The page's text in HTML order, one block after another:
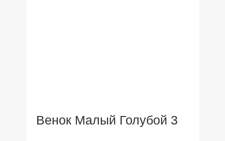
Венок Малый Голубой 3